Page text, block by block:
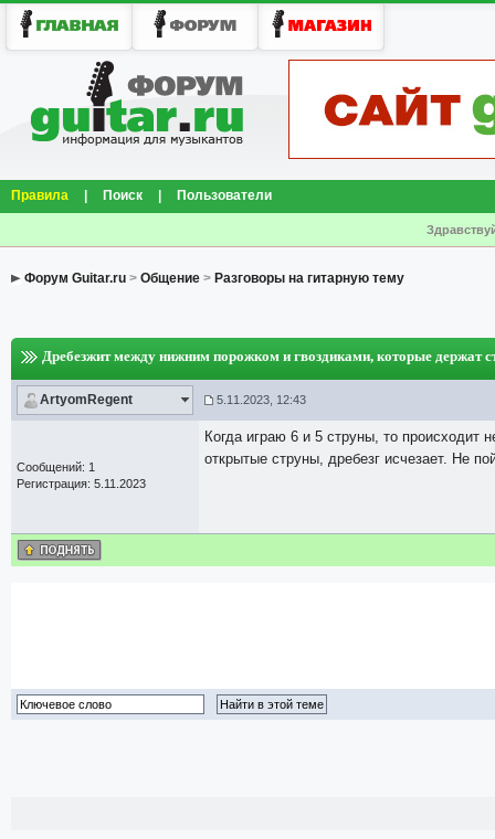
Правила Поиск Пользователи
Форум Guitar.ru > Общение > Разговоры на гитарную тему
Дребезжит между нижним порожком и гвоздиками, которые держат
ArtyomRegent 5.11.2023, 12:43
Сообщений: 1
Регистрация: 5.11.2023
Когда играю 6 и 5 струны, то происходит
открытые струны, дребезг исчезает. Не